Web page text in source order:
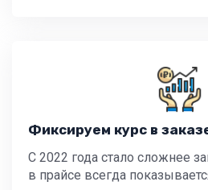
Фиксируем курс в
С 2022 года стало сложнее
в прайсе всегда